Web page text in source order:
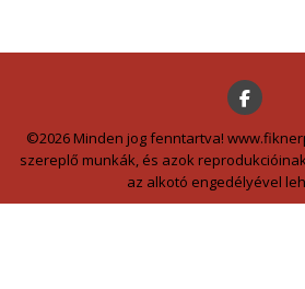
©2026 Minden jog fenntartva!
szereplő munkák, és azok
az alkotó engedélyével